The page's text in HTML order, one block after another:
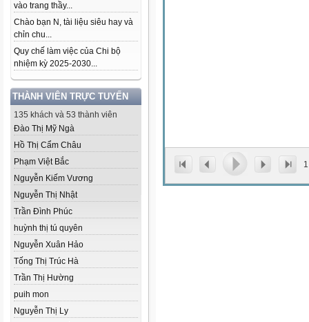
vào trang thầy...
Chào bạn N, tài liệu siêu hay và
chỉn chu...
Quy chế làm việc của Chi bộ
nhiệm kỳ 2025-2030...
THÀNH VIÊN TRỰC TUYẾN
135 khách và 53 thành viên
Đào Thị Mỹ Ngà
Hồ Thị Cẩm Châu
Phạm Việt Bắc
Nguyễn Kiếm Vương
Nguyễn Thị Nhật
Trần Đình Phúc
huỳnh thị tú quyên
Nguyễn Xuân Hảo
Tống Thị Trúc Hà
Trần Thị Hường
puih mon
Nguyễn Thị Ly
1